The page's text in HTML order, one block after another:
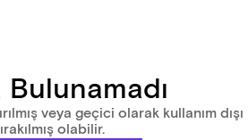
veya geçici olarak kullanım dışı
olabilir.